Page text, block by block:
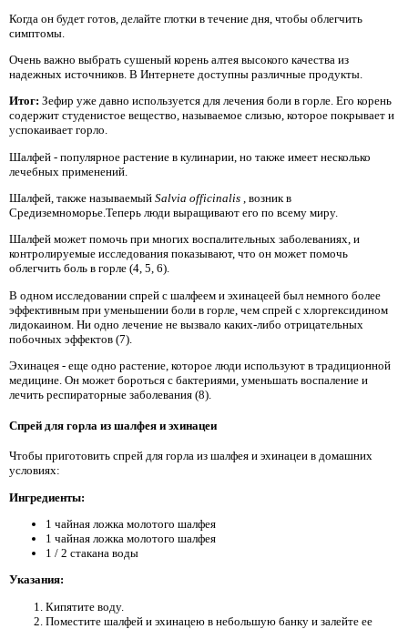
Когда он будет готов, делайте глотки в течение дня, чтобы облегчить
симптомы.
Очень важно выбрать сушеный корень алтея высокого качества из
надежных источников. В Интернете доступны различные продукты.
Итог: Зефир уже давно используется для лечения боли в горле. Его корень
содержит студенистое вещество, называемое слизью, которое покрывает и
успокаивает горло.
Шалфей - популярное растение в кулинарии, но также имеет несколько
лечебных применений.
Шалфей, также называемый Salvia officinalis , возник в
Средиземноморье.Теперь люди выращивают его по всему миру.
Шалфей может помочь при многих воспалительных заболеваниях, и
контролируемые исследования показывают, что он может помочь
облегчить боль в горле (4, 5, 6).
В одном исследовании спрей с шалфеем и эхинацеей был немного более
эффективным при уменьшении боли в горле, чем спрей с хлоргексидином
лидокаином. Ни одно лечение не вызвало каких-либо отрицательных
побочных эффектов (7).
Эхинацея - еще одно растение, которое люди используют в традиционной
медицине. Он может бороться с бактериями, уменьшать воспаление и
лечить респираторные заболевания (8).
Спрей для горла из шалфея и эхинацеи
Чтобы приготовить спрей для горла из шалфея и эхинацеи в домашних
условиях:
Ингредиенты:
1 чайная ложка молотого шалфея
1 чайная ложка молотого шалфея
1 / 2 стакана воды
Указания:
Кипятите воду.
Поместите шалфей и эхинацею в небольшую банку и залейте ее